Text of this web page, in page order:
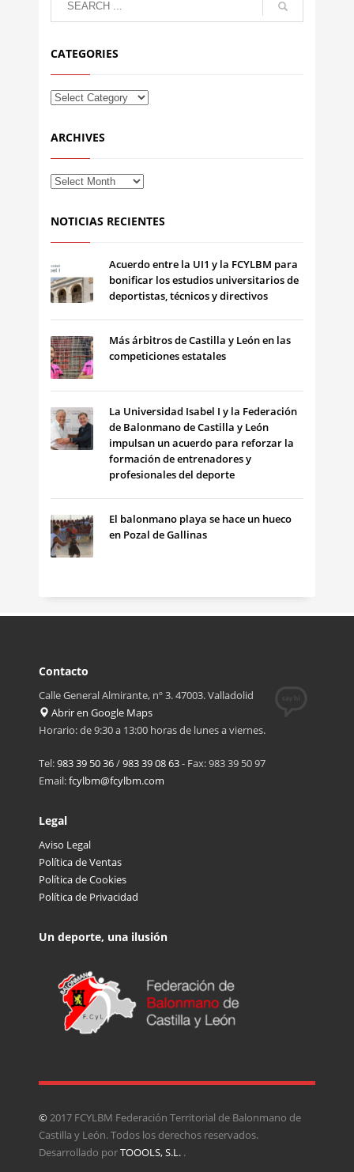
CATEGORIES
ARCHIVES
NOTICIAS RECIENTES
Acuerdo entre la UI1 y la FCYLBM para
bonificar los estudios universitarios de
deportistas, técnicos y directivos
Más árbitros de Castilla y León en las
competiciones estatales
La Universidad Isabel I y la Federación
de Balonmano de Castilla y León
impulsan un acuerdo para reforzar la
formación de entrenadores y
profesionales del deporte
El balonmano playa se hace un hueco
en Pozal de Gallinas
Contacto
Calle General Almirante, nº 3. 47003. Valladolid
Abrir en Google Maps
Horario: de 9:30 a 13:00 horas de lunes a viernes.
Tel:983 39 50 36/983 39 08 63- Fax: 983 39 50 97
Email:fcylbm@fcylbm.com
Legal
Aviso Legal
Política de Ventas
Política de Cookies
Política de Privacidad
Un deporte, una ilusión
©2017 FCYLBM Federación Territorial de Balonmano de
Castilla y León. Todos los derechos reservados.
Desarrollado porTOOOLS, S.L. .